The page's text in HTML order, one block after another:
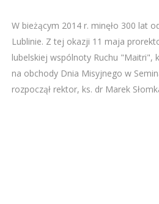
W bieżącym 2014 r. minęło 300 lat
Lublinie. Z tej okazji 11 maja
lubelskiej wspólnoty Ruchu "Maitri",
na obchody Dnia Misyjnego w
rozpoczął rektor, ks. dr Marek